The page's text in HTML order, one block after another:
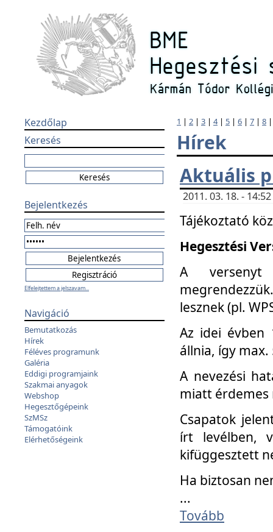
Kezdőlap
Keresés
Bejelentkezés
Elfelejtettem a jelszavam...
Navigáció
Bemutatkozás
Hírek
Féléves programunk
Galéria
Eddigi programjaink
Szakmai anyagok
Webshop
Hegesztőgépeink
SzMSz
Támogatóink
Elérhetőségeink
1 | 2 | 3 | 4| 5 | 6 | 7 | 8
Hírek
Aktuális
2011. 03. 18. -
Tájékoztató
Hegesztési
A versenyt
lesznek (pl.
Az idei évben
állnia, így
A nevezési
miatt érdemes
Csapatok
írt levélben,
kifüggesztett
Ha biztosan
...
Tovább